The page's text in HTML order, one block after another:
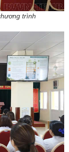
trình